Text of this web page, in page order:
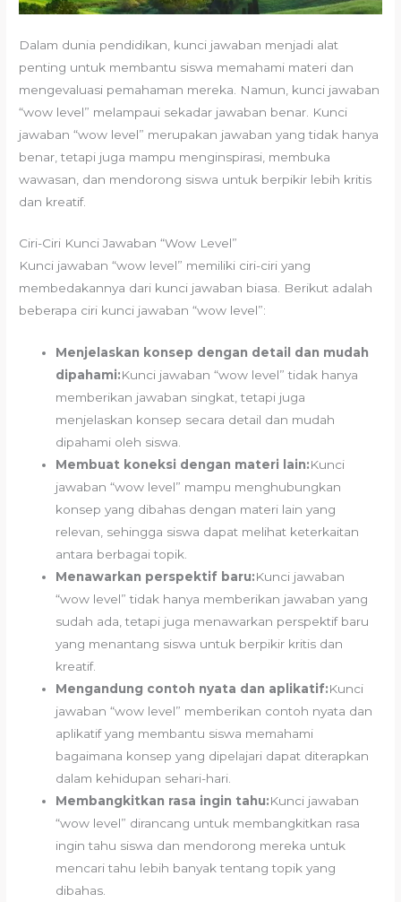
Dalam dunia pendidikan, kunci jawaban menjadi alat
penting untuk membantu siswa memahami materi dan
mengevaluasi pemahaman mereka. Namun, kunci jawaban
“wow level” melampaui sekadar jawaban benar. Kunci
jawaban “wow level” merupakan jawaban yang tidak hanya
benar, tetapi juga mampu menginspirasi, membuka
wawasan, dan mendorong siswa untuk berpikir lebih kritis
dan kreatif.
Ciri-Ciri Kunci Jawaban “Wow Level”
Kunci jawaban “wow level” memiliki ciri-ciri yang
membedakannya dari kunci jawaban biasa. Berikut adalah
beberapa ciri kunci jawaban “wow level”:
Menjelaskan konsep dengan detail dan mudah
dipahami:Kunci jawaban “wow level” tidak hanya
memberikan jawaban singkat, tetapi juga
menjelaskan konsep secara detail dan mudah
dipahami oleh siswa.
Membuat koneksi dengan materi lain:Kunci
jawaban “wow level” mampu menghubungkan
konsep yang dibahas dengan materi lain yang
relevan, sehingga siswa dapat melihat keterkaitan
antara berbagai topik.
Menawarkan perspektif baru:Kunci jawaban
“wow level” tidak hanya memberikan jawaban yang
sudah ada, tetapi juga menawarkan perspektif baru
yang menantang siswa untuk berpikir kritis dan
kreatif.
Mengandung contoh nyata dan aplikatif:Kunci
jawaban “wow level” memberikan contoh nyata dan
aplikatif yang membantu siswa memahami
bagaimana konsep yang dipelajari dapat diterapkan
dalam kehidupan sehari-hari.
Membangkitkan rasa ingin tahu:Kunci jawaban
“wow level” dirancang untuk membangkitkan rasa
ingin tahu siswa dan mendorong mereka untuk
mencari tahu lebih banyak tentang topik yang
dibahas.